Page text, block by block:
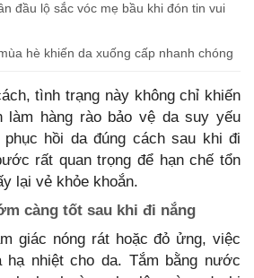
đầu lộ sắc vóc mẹ bầu khi đón tin vui
hè khiến da xuống cấp nhanh chóng
tình trạng này không chỉ khiến
làm hàng rào bảo vệ da suy yếu
hồi da đúng cách sau khi đi
rất quan trọng để hạn chế tổn
lại vẻ khỏe khoắn.
càng tốt sau khi đi nắng
giác nóng rát hoặc đỏ ửng, việc
hạ nhiệt cho da. Tắm bằng nước